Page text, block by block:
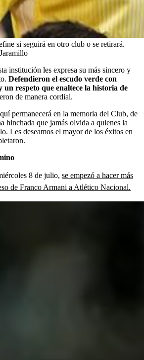
si seguirá en otro club o se retirará.
institución les expresa su más sincero y
Defendieron el escudo verde con
un respeto que enaltece la historia de
de manera cordial.
permanecerá en la memoria del Club, de
hinchada que jamás olvida a quienes la
Les deseamos el mayor de los éxitos en
8 de julio, se empezó a hacer más
de Franco Armani a Atlético Nacional.